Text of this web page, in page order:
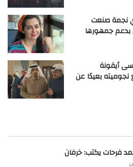
نجمة صنعت
بدعم جمهورها
أيقونة
نجوميته بعيدًا عن
فرحات يكتب: خرفان